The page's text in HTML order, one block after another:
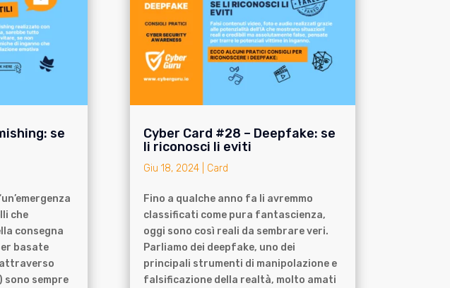
se
che
consegna
basate
sono sempre
Cyber Card #28 – Deepfake: se
li riconosci li eviti
Giu 18, 2024| Card
Fino a qualche anno fa li avremmo
classificati come pura fantascienza,
oggi sono così reali da sembrare veri.
Parliamo dei deepfake, uno dei
principali strumenti di manipolazione e
falsificazione della realtà, molto amati